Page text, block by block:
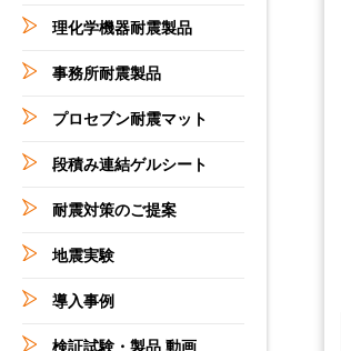
理化学機器耐震製品
事務所耐震製品
プロセブン耐震マット
段積み連結ゲルシート
耐震対策のご提案
地震実験
導入事例
検証試験・製品 動画